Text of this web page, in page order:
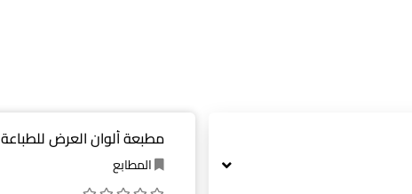
مطبعة ألوان العرض للطباعة
المطابع